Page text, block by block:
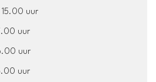
15.00 uur
uur
uur
uur